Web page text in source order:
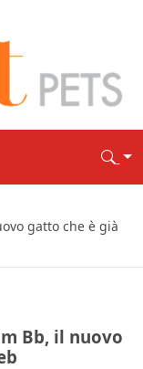
gatto che è già
Bb, il nuovo